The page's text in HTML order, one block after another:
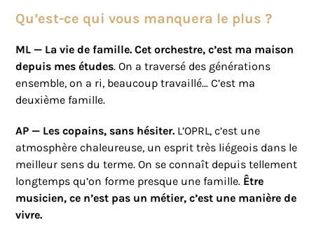
Qu’est-ce qui vous manquera le plus ?
ML — La vie de famille. Cet orchestre, c’est ma maison
depuis mes études. On a traversé des générations
ensemble, on a ri, beaucoup travaillé… C’est ma
deuxième famille.
AP — Les copains, sans hésiter. L’OPRL, c’est une
atmosphère chaleureuse, un esprit très liégeois dans le
meilleur sens du terme. On se connaît depuis tellement
longtemps qu’on forme presque une famille. Être
musicien, ce n’est pas un métier, c’est une manière de
vivre.